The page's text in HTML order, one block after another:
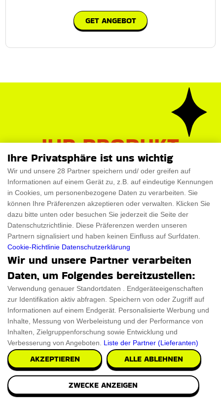
GET ANGEBOT
IHR PRODUKT
VERDIENEN SIE
DAS
RAMPENLICHT
EIN PRODUKT EINREICHEN
Ihre Privatsphäre ist uns wichtig
Wir und unsere 28 Partner speichern und/ oder greifen auf
Informationen auf einem Gerät zu, z.B. auf eindeutige Kennungen
in Cookies, um personenbezogene Daten zu verarbeiten. Sie
können Ihre Präferenzen akzeptieren oder verwalten. Klicken Sie
dazu bitte unten oder besuchen Sie jederzeit die Seite der
Datenschutzrichtlinie. Diese Präferenzen werden unseren
Partnern signalisiert und haben keinen Einfluss auf Surfdaten.
Cookie-Richtlinie Datenschutzerklärung
Wir und unsere Partner verarbeiten
Daten, um Folgendes bereitzustellen:
Verwendung genauer Standortdaten . Endgeräteeigenschaften
zur Identifikation aktiv abfragen. Speichern von oder Zugriff auf
Informationen auf einem Endgerät. Personalisierte Werbung und
Inhalte, Messung von Werbeleistung und der Performance von
Inhalten, Zielgruppenforschung sowie Entwicklung und
Verbesserung von Angeboten. Liste der Partner (Lieferanten)
AKZEPTIEREN ALLE ABLEHNEN
ZWECKE ANZEIGEN